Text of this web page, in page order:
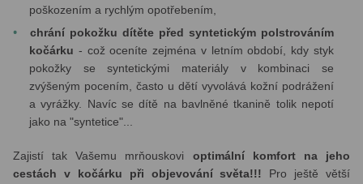
poškozením a rychlým opotřebením,
chrání pokožku dítěte před syntetickým polstrováním
kočárku - což oceníte zejména v letním období, kdy styk
pokožky se syntetickými materiály v kombinaci se
zvýšeným pocením, často u dětí vyvolává kožní podrážení
a vyrážky. Navíc se dítě na bavlněné tkanině tolik nepotí
jako na "syntetice"...
Zajistí tak Vašemu mrňouskovi optimální komfort na jeho
cestách v kočárku při objevování světa!!! Pro ještě větší